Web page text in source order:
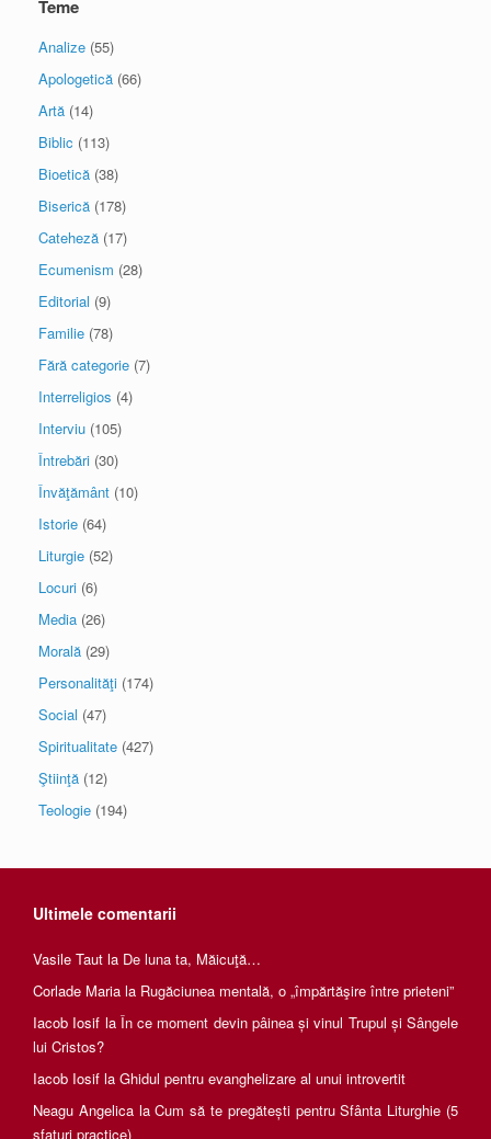
Teme
Analize (55)
Apologetică (66)
Artă (14)
Biblic (113)
Bioetică (38)
Biserică (178)
Cateheză (17)
Ecumenism (28)
Editorial (9)
Familie (78)
Fără categorie (7)
Interreligios (4)
Interviu (105)
Întrebări (30)
Învăţământ (10)
Istorie (64)
Liturgie (52)
Locuri (6)
Media (26)
Morală (29)
Personalităţi (174)
Social (47)
Spiritualitate (427)
Ştiinţă (12)
Teologie (194)
Ultimele comentarii
Vasile Taut la De luna ta, Măicuţă…
Corlade Maria la Rugăciunea mentală, o „împărtăşire între prieteni”
Iacob Iosif la În ce moment devin pâinea și vinul Trupul și Sângele
lui Cristos?
Iacob Iosif la Ghidul pentru evanghelizare al unui introvertit
Neagu AngelicalaCum să te pregătești pentru Sfânta Liturghie (5
sfaturi practice)